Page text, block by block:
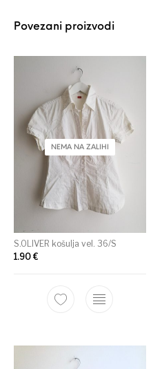
Povezani proizvodi
NEMA NA ZALIHI
S.OLIVER košulja vel. 36/S
1.90€